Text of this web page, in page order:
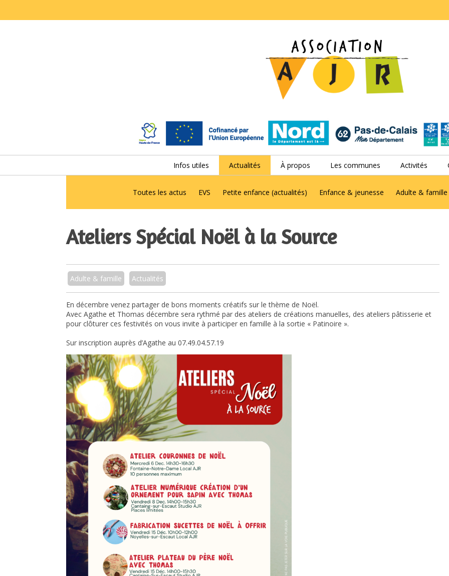
Infos utiles Actualités À propos Les communes Activités
Toutes les actus EVS Petite enfance (actualités) Enfance & jeunesse Adulte & famille
Ateliers Spécial Noël à la Source
Adulte & famille Actualités
En décembre venez partager de bons moments créatifs sur le thème de Noël.
Avec Agathe et Thomas décembre sera rythmé par des ateliers de créations manuelles, des ateliers pâtisserie et
pour clôturer ces festivités on vous invite à participer en famille à la sortie « Patinoire ».
Sur inscription auprès d’Agathe au 07.49.04.57.19